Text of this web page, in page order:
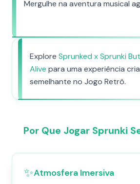
Mergulhe na aventura musical
Explore Sprunked x Sprunki
Alive para uma experiência
semelhante no Jogo Retrô.
Por Que Jogar Sprunki
✨Atmosfera Imersiva